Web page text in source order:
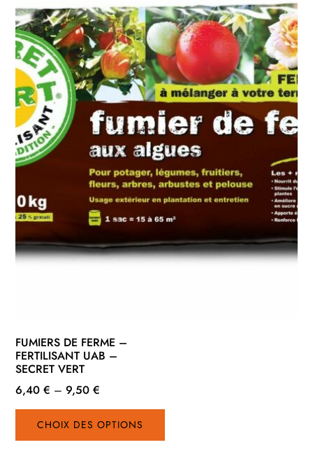
FUMIERS DE FERME –
FERTILISANT UAB –
SECRET VERT
6,40€ –9,50€
CHOIX DES OPTIONS
Ce
a